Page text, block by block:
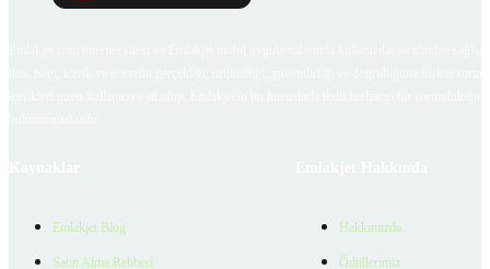
Emlakjet Blog
Satın Alma Rehberi
Hakkımızda
Ödüllerimiz